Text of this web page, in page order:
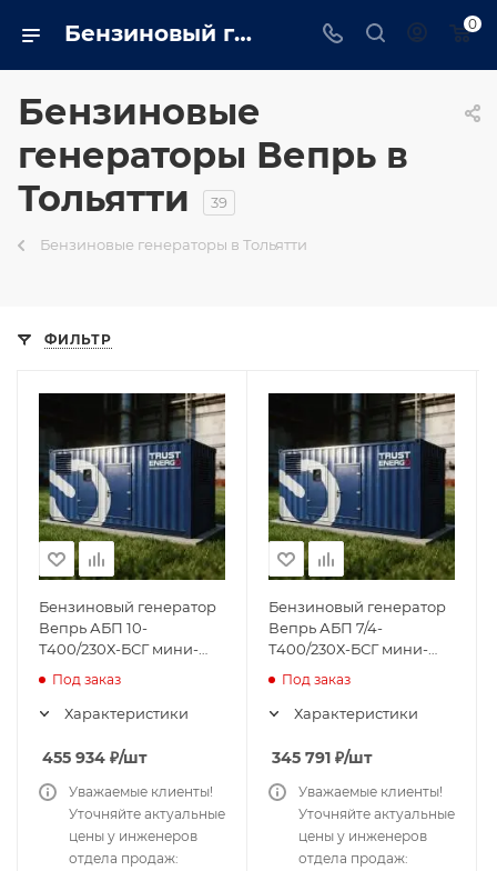
Бензиновый генератор вепрь в Тольятти на сайте - tolyatti.trustenergo.ru 0
Бензиновые
генераторы Вепрь в
Тольятти
39
Бензиновые генераторы в Тольятти
ФИЛЬТР
Бензиновый генератор
Вепрь АБП 10-
Т400/230Х-БСГ мини-
Под заказ
Характеристики
455 934 ₽/шт
Уважаемые клиенты!
Уточняйте актуальные
цены у инженеров
отдела продаж:
Бензиновый генератор
Вепрь АБП 7/4-
Т400/230Х-БСГ мини-
Под заказ
Характеристики
345 791 ₽/шт
Уважаемые клиенты!
Уточняйте актуальные
цены у инженеров
отдела продаж: